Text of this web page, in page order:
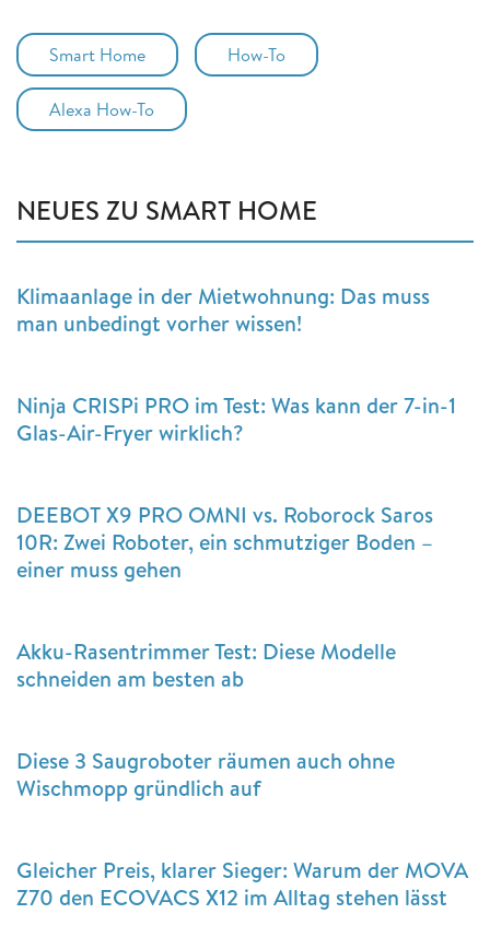
Smart Home How-To
Alexa How-To
NEUES ZU SMART HOME
Klimaanlage in der Mietwohnung: Das muss
man unbedingt vorher wissen!
Ninja CRISPi PRO im Test: Was kann der 7-in-1
Glas-Air-Fryer wirklich?
DEEBOT X9 PRO OMNI vs. Roborock Saros
10R: Zwei Roboter, ein schmutziger Boden –
einer muss gehen
Akku-Rasentrimmer Test: Diese Modelle
schneiden am besten ab
Diese 3 Saugroboter räumen auch ohne
Wischmopp gründlich auf
Gleicher Preis, klarer Sieger: Warum der MOVA
Z70 den ECOVACS X12 im Alltag stehen lässt